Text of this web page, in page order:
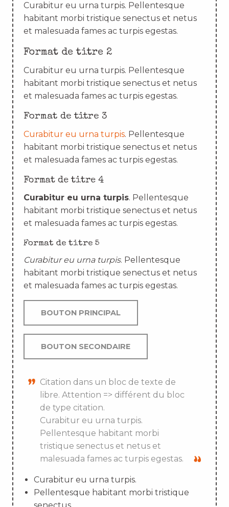
Curabitur eu urna turpis. Pellentesque
habitant morbi tristique senectus et netus
et malesuada fames ac turpis egestas.
Format de titre 2
Curabitur eu urna turpis. Pellentesque
habitant morbi tristique senectus et netus
et malesuada fames ac turpis egestas.
Format de titre 3
Curabitur eu urna turpis. Pellentesque
habitant morbi tristique senectus et netus
et malesuada fames ac turpis egestas.
Format de titre 4
Curabitur eu urna turpis. Pellentesque
habitant morbi tristique senectus et netus
et malesuada fames ac turpis egestas.
Format de titre 5
Curabitur eu urna turpis. Pellentesque
habitant morbi tristique senectus et netus
et malesuada fames ac turpis egestas.
BOUTON PRINCIPAL
BOUTON SECONDAIRE
Citation dans un bloc de texte de
libre. Attention => différent du bloc
de type citation.
Curabitur eu urna turpis.
Pellentesque habitant morbi
tristique senectus et netus et
malesuada fames ac turpis egestas.
Curabitur eu urna turpis.
Pellentesque habitant morbi tristique